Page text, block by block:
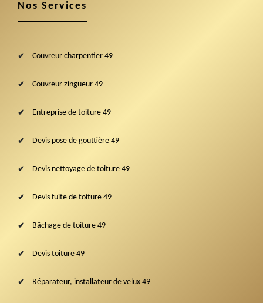
Nos Services
Couvreur charpentier 49
Couvreur zingueur 49
Entreprise de toiture 49
Devis pose de gouttière 49
Devis nettoyage de toiture 49
Devis fuite de toiture 49
Bâchage de toiture 49
Devis toiture 49
Réparateur, installateur de velux 49